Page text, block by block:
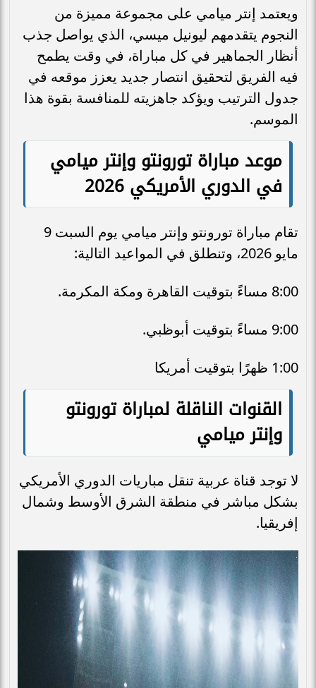
ويعتمد إنتر ميامي على مجموعة مميزة من
النجوم يتقدمهم ليونيل ميسي، الذي يواصل جذب
أنظار الجماهير في كل مباراة، في وقت يطمح
فيه الفريق لتحقيق انتصار جديد يعزز موقعه في
جدول الترتيب ويؤكد جاهزيته للمنافسة بقوة هذا
الموسم.
موعد مباراة تورونتو وإنتر ميامي
في الدوري الأمريكي 2026
تقام مباراة تورونتو وإنتر ميامي يوم السبت 9
مايو 2026، وتنطلق في المواعيد التالية:
8:00 مساءً بتوقيت القاهرة ومكة المكرمة.
9:00 مساءً بتوقيت أبوظبي.
1:00 ظهرًا بتوقيت أمريكا
القنوات الناقلة لمباراة تورونتو
وإنتر ميامي
لا توجد قناة عربية تنقل مباريات الدوري الأمريكي
بشكل مباشر في منطقة الشرق الأوسط وشمال
إفريقيا.